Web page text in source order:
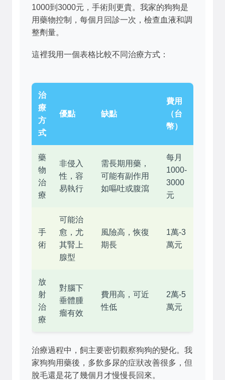
1000到3000元，手術則更貴。我家的狗狗是
用藥物控制，每個月回診一次，檢查血液和調
整劑量。
這裡我用一個表格比較不同治療方式：
治
療
方
式
優點 缺點
費用
（台
幣）
藥
物
治
療
非侵入
性，容
易執行
需長期用藥，
可能有副作用
如嘔吐或腹瀉
每月
1000-
3000
元
手
術
可能治
愈，尤
其腎上
腺型
風險高，恢復
期長
1萬-3
萬元
放
射
治
療
對腦下
垂體腫
瘤有效
費用高，可近
性低
2萬-5
萬元
治療過程中，飼主要密切觀察狗狗的變化。我
家狗狗用藥後，多飲多尿的症狀改善很多，但
脫毛還是花了幾個月才慢慢長回來。